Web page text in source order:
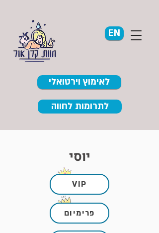
לאימוץ וירטואלי
EN
לתרומות לחווה
יוסי
VIP
פרימיום